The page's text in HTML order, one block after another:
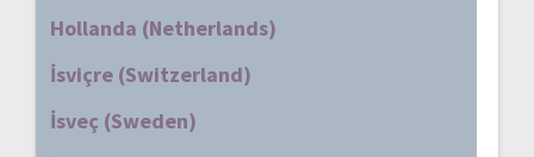
Hollanda (Netherlands)
İsviçre (Switzerland)
İsveç (Sweden)